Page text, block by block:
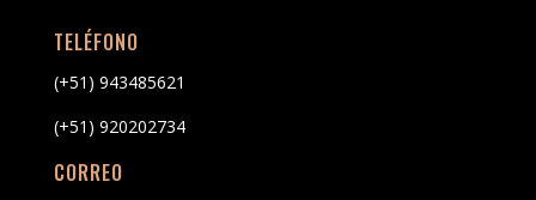
TELÉFONO
(+51) 943485621
(+51) 920202734
CORREO